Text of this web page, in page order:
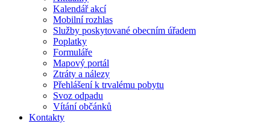
Kalendář akcí
Mobilní rozhlas
Služby poskytované obecním úřadem
Poplatky
Formuláře
Mapový portál
Ztráty a nálezy
Přehlášení k trvalému pobytu
Svoz odpadu
Vítání občánků
Kontakty